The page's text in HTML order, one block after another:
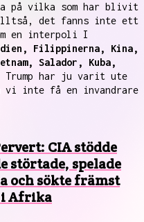
på vilka som har blivit
alltså, det fanns inte ett
en interpoli I
Filippinerna, Kina,
Salador, Kuba,
Trump har ju varit ute
vi inte få en invandrare
CIA stödde
störtade, spelade
och sökte främst
i Afrika